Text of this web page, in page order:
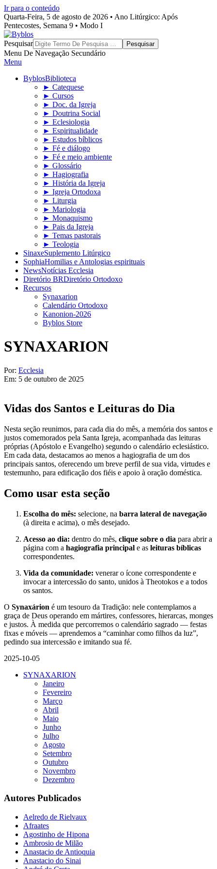
Ir para o conteúdo
Quarta-Feira, 5 de agosto de 2026 • Ano Litúrgico: Após
Pentecostes, Semana 9 • Modo I
Byblos
Pesquisar
Menu De Navegação Secundário
Menu
ByblosBiblioteca
► Catequese
► Cursos
► Doc. da Igreja
► Doutrina Social
► Eclesiologia
► Espiritualidade
► Estudos bíblicos
► Fé e diálogo
► Fé e meio ambiente
► Glossário
► Hagiografia
► História da Igreja
► Igreja Ortodoxa
► Liturgia
► Mariologia
► Monaquismo
► Pais da Igreja
► Temas pastorais
► Teologia
SinaxeSuplemento Litúrgico
SophiaHomilias e Antologias espirituais
NewsNotícias Ecclesia
Diretório BRDiretório Ortodoxo
Recursos
Synaxarion
Calendário Ortodoxo
Kanonion-2026
Byblos Store
SYNAXARION
Por: Ecclesia
Em: 5 de outubro de 2025
Vidas dos Santos e Leituras do Dia
Nesta seção reunimos, para cada dia do mês, a memória dos santos e
justos comemorados pela Santa Igreja, acompanhada das leituras
próprias (Apóstolo e Evangelho) segundo o calendário eclesiástico.
Em cada data, destacamos ao menos a hagiografia de um dos
principais santos, oferecendo um breve perfil de sua vida, virtudes e
testemunho, para edificação dos fiéis e apoio à oração doméstica.
Como usar esta seção
Escolha do mês: selecione, na barra lateral de navegação
(à direita e acima), o mês desejado.
Acesso ao dia: dentro do mês, clique sobre o dia para abrir a
página com a hagiografia principal e as leituras bíblicas
correspondentes.
Vida da comunidade: venerar o ícone correspondente e
invocar a intercessão do santo, unidos à Theotokos e a todos
os santos.
O Synaxárion é um tesouro da Tradição: nele contemplamos a
graça de Deus operando em mártires, confessores, hierarcas, monges
e justos. À medida que percorremos o calendário sagrado — festas
fixas e móveis — aprendemos a “caminhar como filhos da luz”,
pedindo sua intercessão e imitando sua fé.
2025-10-05
SYNAXARION
Janeiro
Fevereiro
Março
Abril
Maio
Junho
Julho
Agosto
Setembro
Outubro
Novembro
Dezembro
Autores Publicados
Aelredo de Rielvaux
Afraates
Agostinho de Hipona
Ambrosio de Milão
Anastacio de Antioquia
Anastacio do Sinai